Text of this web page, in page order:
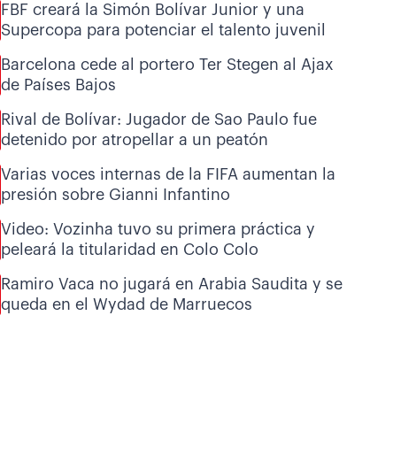
FBF creará la Simón Bolívar Junior y una
Supercopa para potenciar el talento juvenil
Barcelona cede al portero Ter Stegen al Ajax
de Países Bajos
Rival de Bolívar: Jugador de Sao Paulo fue
detenido por atropellar a un peatón
Varias voces internas de la FIFA aumentan la
presión sobre Gianni Infantino
Video: Vozinha tuvo su primera práctica y
peleará la titularidad en Colo Colo
Ramiro Vaca no jugará en Arabia Saudita y se
queda en el Wydad de Marruecos